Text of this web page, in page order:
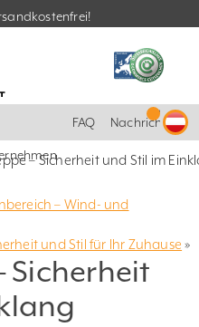
FAQ Nachrichten
– Sicherheit und Stil im
– Wind- und
und Stil für Ihr Zuhause »
Sicherheit